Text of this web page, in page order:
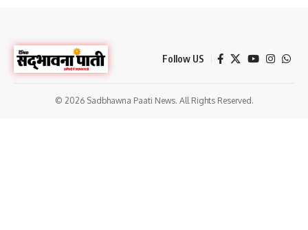
Follow US
© 2026 Sadbhawna Paati News. All Rights Reserved.